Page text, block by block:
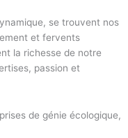
se trouvent nos
et fervents
la richesse de notre
passion et
de génie écologique,